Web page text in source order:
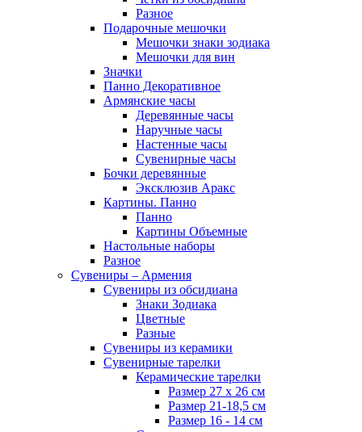
Разное
Подарочные мешочки
Мешочки знаки зодиака
Мешочки для вин
Значки
Панно Декоративное
Армянские часы
Деревянные часы
Наручные часы
Настенные часы
Сувенирные часы
Бочки деревянные
Эксклюзив Аракс
Картины. Панно
Панно
Картины Объемные
Настольные наборы
Разное
Сувениры – Армения
Сувениры из обсидиана
Знаки Зодиака
Цветные
Разные
Сувениры из керамики
Сувенирные тарелки
Керамические тарелки
Размер 27 х 26 см
Размер 21-18,5 см
Размер 16 - 14 см